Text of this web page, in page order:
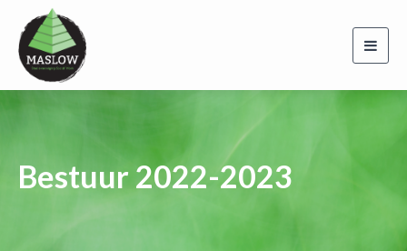
Bestuur 2022-2023